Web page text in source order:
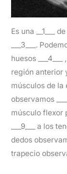
Es una __1___
___3___.
huesos ___4___
región anterior
músculos de la
observamos
músculo flexor
___9___ a los
dedos
trapecio